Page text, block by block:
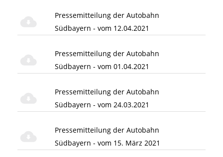
Pressemitteilung der Autobahn
Südbayern - vom 12.04.2021
Pressemitteilung der Autobahn
Südbayern - vom 01.04.2021
Pressemitteilung der Autobahn
Südbayern - vom 24.03.2021
Pressemitteilung der Autobahn
Südbayern - vom 15. März 2021